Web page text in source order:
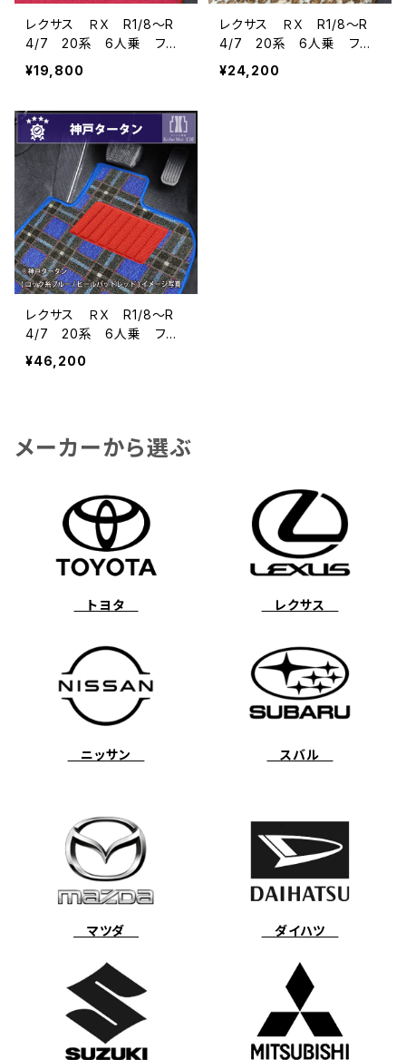
レクサス ＲＸ R1/8〜R
4/7 20系 6人乗 フロ
アマット一式 カーマット
ハイグレードタイプ
¥19,800
レクサス ＲＸ R1/8〜R
4/7 20系 6人乗 フロ
アマット一式 カーマット
スペシャルタイプ
¥24,200
レクサス ＲＸ R1/8〜R
4/7 20系 6人乗 フロ
アマット一式 カーマット
神戸タータン 特別受注生
¥46,200
メーカーから選ぶ
トヨタ レクサス
ニッサン スバル
マツダ ダイハツ